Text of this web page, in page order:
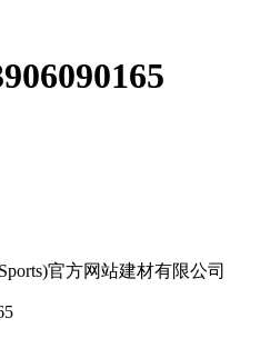
官方网站建材有限公司